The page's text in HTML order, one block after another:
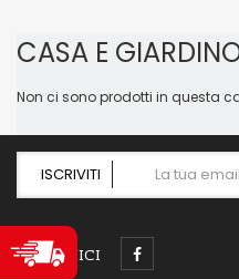
CASA E
Non ci sono prodotti in questa
ISCRIVITI
SEGUICI